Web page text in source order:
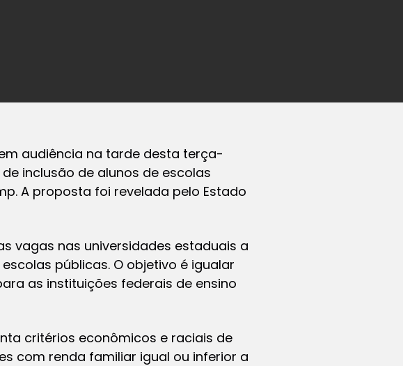
audiência na tarde desta terça-
inclusão de alunos de escolas
A proposta foi revelada pelo Estado
vagas nas universidades estaduais a
públicas. O objetivo é igualar
as instituições federais de ensino
critérios econômicos e raciais de
com renda familiar igual ou inferior a